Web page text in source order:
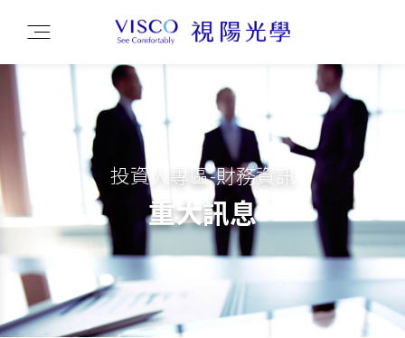
投資人專區-財務資訊
重大訊息